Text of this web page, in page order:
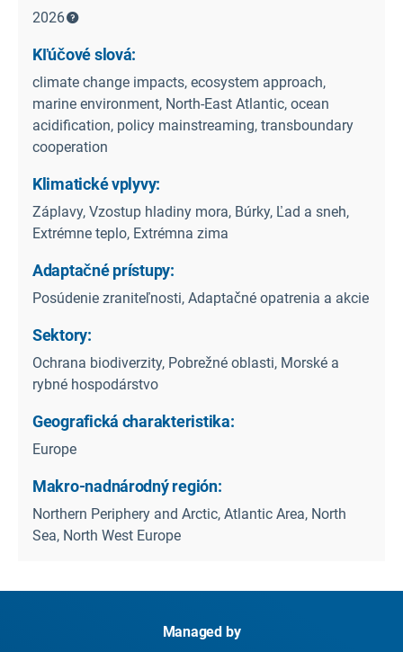
2026
Kľúčové slová:
climate change impacts, ecosystem approach,
marine environment, North-East Atlantic, ocean
acidification, policy mainstreaming, transboundary
cooperation
Klimatické vplyvy:
Záplavy, Vzostup hladiny mora, Búrky, Ľad a sneh,
Extrémne teplo, Extrémna zima
Adaptačné prístupy:
Posúdenie zraniteľnosti, Adaptačné opatrenia a akcie
Sektory:
Ochrana biodiverzity, Pobrežné oblasti, Morské a
rybné hospodárstvo
Geografická charakteristika:
Europe
Makro-nadnárodný región:
Northern Periphery and Arctic, Atlantic Area, North
Sea, North West Europe
Managed by